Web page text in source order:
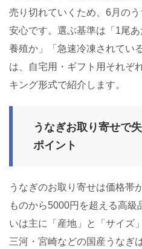
売り切れていくため、6月の
安心です。選ぶ基準は「1尾
養殖か」「急速冷凍されてい
は、自宅用・ギフト用それぞ
キング形式で紹介します。
うなぎお取り寄せで
ポイント
うなぎのお取り寄せは価格帯
ものから5000円を超える高級
いは主に「産地」と「サイズ
三河・宮崎などの国産うなぎ